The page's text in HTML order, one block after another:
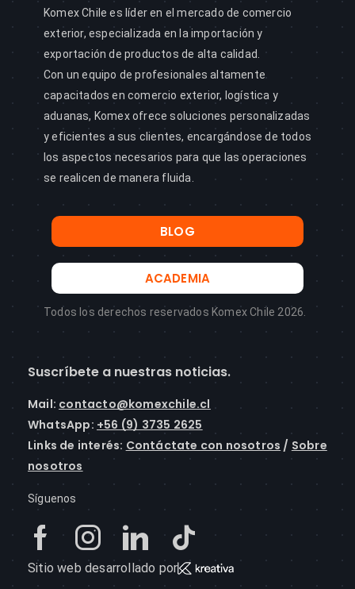
Komex Chile es líder en el mercado de comercio
exterior, especializada en la importación y
exportación de productos de alta calidad.
Con un equipo de profesionales altamente
capacitados en comercio exterior, logística y
aduanas, Komex ofrece soluciones personalizadas
y eficientes a sus clientes, encargándose de todos
los aspectos necesarios para que las operaciones
se realicen de manera fluida.
BLOG
ACADEMIA
Todos los derechos reservados Komex Chile 2026.
Suscríbete a nuestras noticias.
Mail: contacto@komexchile.cl
WhatsApp: +56 (9) 3735 2625
Links de interés: Contáctate con nosotros / Sobre
nosotros
Síguenos
Sitio web desarrollado por